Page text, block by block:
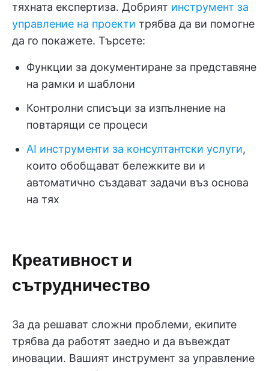
тяхната експертиза. Добрият инструмент за
управление на проекти трябва да ви помогне
да го покажете. Търсете:
Функции за документиране за представяне
на рамки и шаблони
Контролни списъци за изпълнение на
повтарящи се процеси
AI инструменти за консултантски услуги,
които обобщават бележките ви и
автоматично създават задачи въз основа
на тях
Креативност и
сътрудничество
За да решават сложни проблеми, екипите
трябва да работят заедно и да въвеждат
иновации. Вашият инструмент за управление